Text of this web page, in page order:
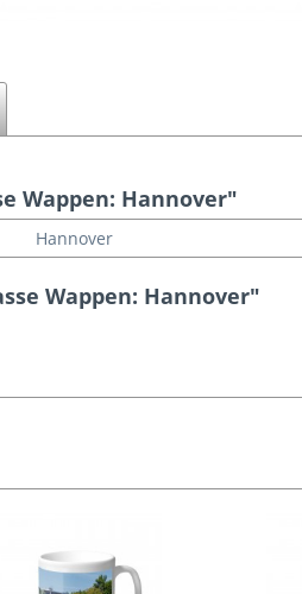
Wappen: Hannover"
Hannover
Wappen: Hannover"